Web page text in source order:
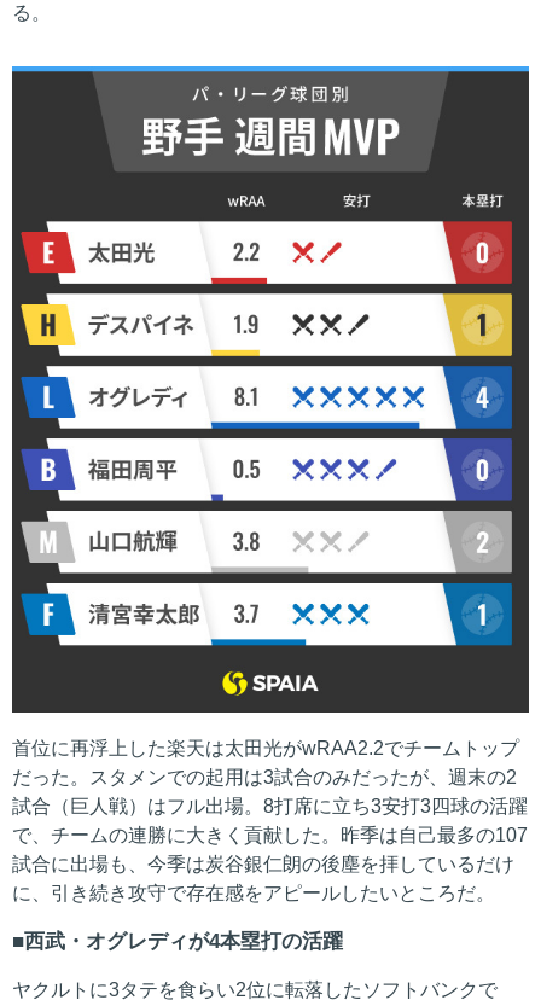
る。
首位に再浮上した楽天は太田光がwRAA2.2でチームトップ
だった。スタメンでの起用は3試合のみだったが、週末の2
試合（巨人戦）はフル出場。8打席に立ち3安打3四球の活躍
で、チームの連勝に大きく貢献した。昨季は自己最多の107
試合に出場も、今季は炭谷銀仁朗の後塵を拝しているだけ
に、引き続き攻守で存在感をアピールしたいところだ。
西武・オグレディが4本塁打の活躍
ヤクルトに3タテを食らい2位に転落したソフトバンクで